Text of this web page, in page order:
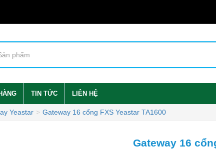
TIN TỨC LIÊN HỆ
Yeastar Gateway 16 cổng FXS Yeastar TA1600
Gateway 16